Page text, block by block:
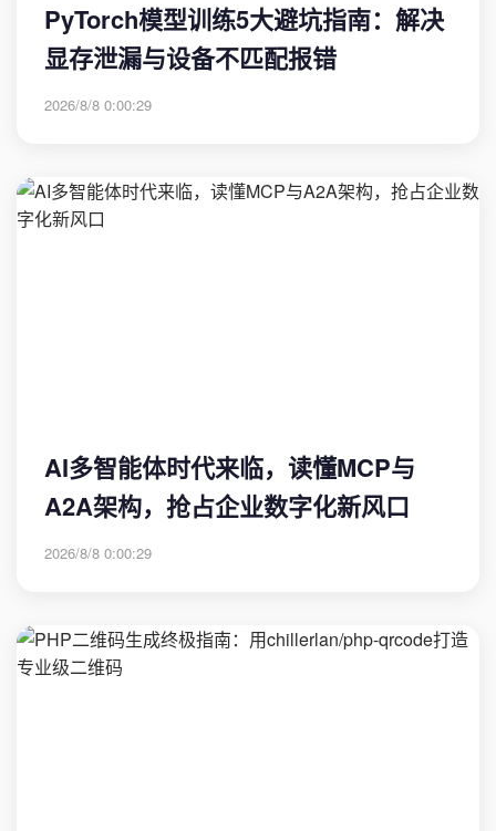
PyTorch模型训练5大避坑指南：解决
显存泄漏与设备不匹配报错
2026/8/8 0:00:29
AI多智能体时代来临，读懂MCP与
A2A架构，抢占企业数字化新风口
2026/8/8 0:00:29